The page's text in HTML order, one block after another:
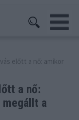
előtt a nő: amikor
a nő:
a